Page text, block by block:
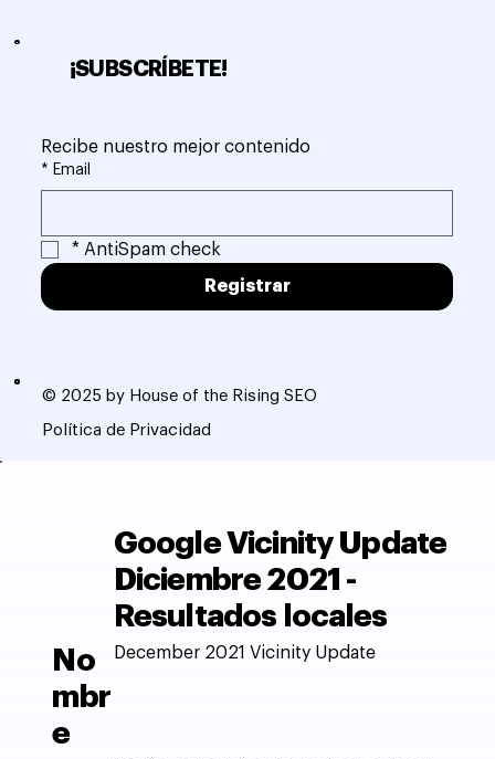
Google Vicinity Update
Diciembre 2021 -
Resultados locales
No
mbr
e
December 2021 Vicinity Update
© 2025 by House of the Rising SEO
Política de Privacidad
¡SUBSCRÍBETE!
Recibe nuestro mejor contenido
* Email
* AntiSpam check
Registrar